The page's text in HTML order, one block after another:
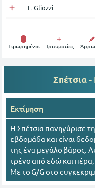
E. Gliozzi
Tιμωρημένοι Τραυματίες
Σπέτσια -
Εκτίμηση
Η Σπέτσια πανηγύρισε
εβδομάδα και είναι
της ένα μεγάλο βάρος.
τρένο από εδώ και
Με το G/G στο